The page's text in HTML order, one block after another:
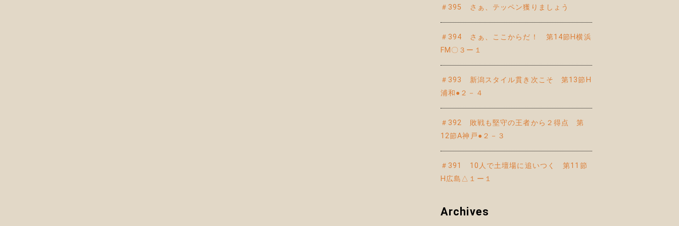
＃395 さぁ、テッペン獲りましょう
＃394 さぁ、ここからだ！ 第14節H横浜
FM〇３ー１
＃393 新潟スタイル貫き次こそ 第13節H
浦和●２－４
＃392 敗戦も堅守の王者から２得点 第
12節A神戸●２－３
＃391 10人で土壇場に追いつく 第11節
H広島△１ー１
Archives